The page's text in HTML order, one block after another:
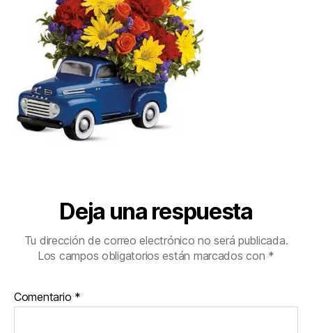
Deja una respuesta
Tu dirección de correo electrónico no será publicada.
Los campos obligatorios están marcados con *
Comentario *